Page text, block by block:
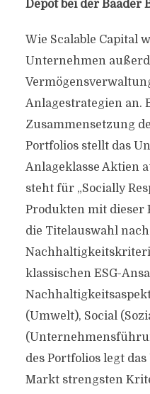
Depot bei der Baader
Wie Scalable Capital
Unternehmen
Anlagestrategien an.
Zusammensetzung
Portfolios stellt das
Anlageklasse Aktien
steht für „Socially
Produkten mit dieser
die Titelauswahl
klassischen ESG-
(Umwelt), Social
des Portfolios legt
Markt strengsten